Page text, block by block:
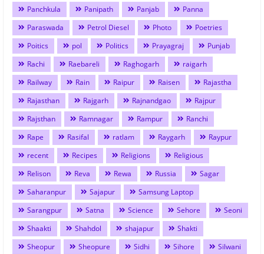
Panchkula
Panipath Panjab
Panna
Paraswada
Petrol Diesel Photo
Poetries
Poitics
pol Politics Prayagraj
Punjab
Rachi
Raebareli Raghogarh
raigarh
Railway
Rain Raipur Raisen
Rajastha
Rajasthan
Rajgarh Rajnandgao
Rajpur
Rajsthan
Ramnagar Rampur
Ranchi
Rape
Rasifal ratlam Raygarh
Raypur
recent
Recipes Religions
Religious
Relison
Reva Rewa Russia
Sagar
Saharanpur
Sajapur
Samsung Laptop
Sarangpur
Satna Science Sehore
Seoni
Shaakti
Shahdol shajapur
Shakti
Sheopur
Sheopure Sidhi Sihore
Silwani